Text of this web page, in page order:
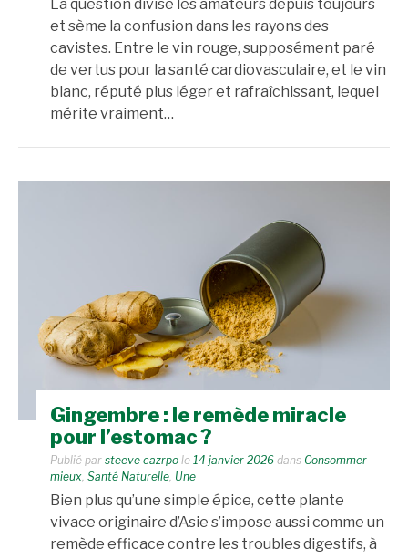
La question divise les amateurs depuis toujours
et sème la confusion dans les rayons des
cavistes. Entre le vin rouge, supposément paré
de vertus pour la santé cardiovasculaire, et le vin
blanc, réputé plus léger et rafraîchissant, lequel
mérite vraiment…
Gingembre : le remède miracle
pour l’estomac ?
Publié par steeve cazrpo le 14 janvier 2026 dans Consommer
mieux Santé Naturelle Une
Bien plus qu’une simple épice, cette plante
vivace originaire d’Asie s’impose aussi comme un
remède efficace contre les troubles digestifs, à